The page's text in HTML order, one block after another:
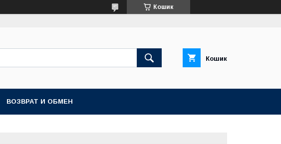
Кошик
Кошик
ВОЗВРАТ И ОБМЕН